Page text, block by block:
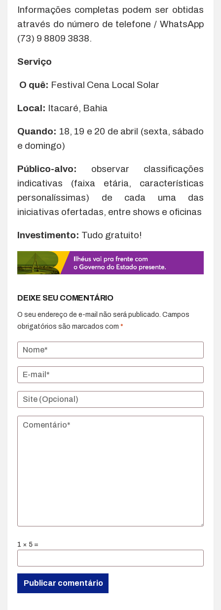
Informações completas podem ser obtidas
através do número de telefone / WhatsApp
(73) 9 8809 3838.
Serviço
O quê: Festival Cena Local Solar
Local: Itacaré, Bahia
Quando: 18, 19 e 20 de abril (sexta, sábado
e domingo)
Público-alvo: observar classificações
indicativas (faixa etária, características
personalíssimas) de cada uma das
iniciativas ofertadas, entre shows e oficinas
Investimento: Tudo gratuito!
DEIXE SEU COMENTÁRIO
O seu endereço de e-mail não será publicado. Campos
obrigatórios são marcados com *
1 × 5 =